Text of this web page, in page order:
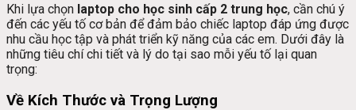
Khi lựa chọn laptop cho học sinh cấp 2 trung học, cần chú ý
đến các yếu tố cơ bản để đảm bảo chiếc laptop đáp ứng được
nhu cầu học tập và phát triển kỹ năng của các em. Dưới đây là
những tiêu chí chi tiết và lý do tại sao mỗi yếu tố lại quan
trọng:
Về Kích Thước và Trọng Lượng